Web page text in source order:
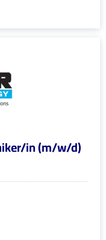
in (m/w/d)